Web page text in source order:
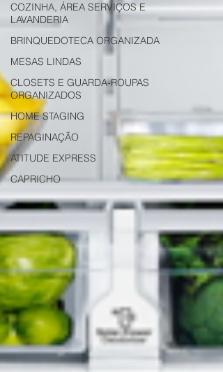
COZINHA, ÁREA SERVIÇOS E
LAVANDERIA
BRINQUEDOTECA ORGANIZADA
MESAS LINDAS
CLOSETS E GUARDA-ROUPAS
ORGANIZADOS
HOME STAGING
REPAGINAÇÃO
ATITUDE EXPRESS
CAPRICHO